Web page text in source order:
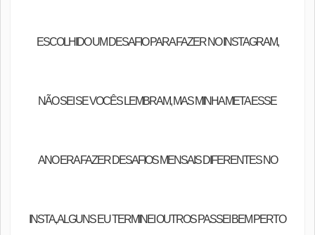
ESCOLHIDO UM DESAFIO PARA FAZER NO INSTAGRAM,
NÃO SEI SE VOCÊS LEMBRAM, MAS MINHA META ESSE
ANO ERA FAZER DESAFIOS MENSAIS DIFERENTES NO
INSTA, ALGUNS EU TERMINEI OUTROS PASSEI BEM PERTO